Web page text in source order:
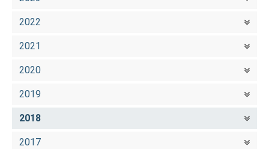
2022
2021
2020
2019
2018
2017